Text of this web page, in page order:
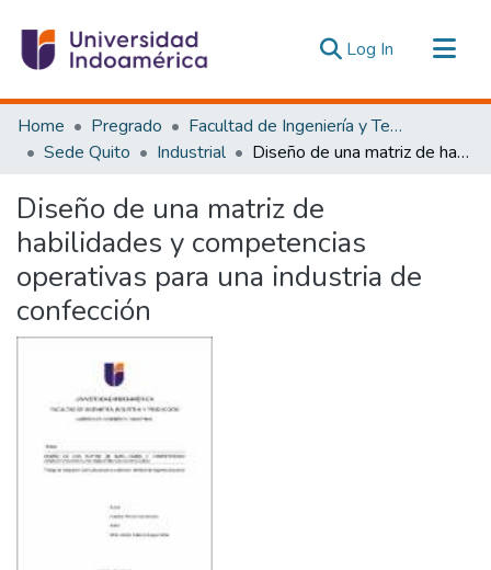
Log In (current)
Communities & Collections
All of DSpace
Estadísticas Externas
Home Pregrado
Facultad de Ingeniería y Tecnologías de la Información y la Comunicación
Sede Quito
Industrial Diseño de una matriz de habilidades y competencias operativas para una industria de confección
Diseño de una matriz de
habilidades y competencias
operativas para una industria de
confección